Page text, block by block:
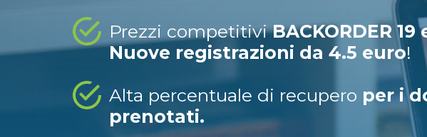
Prezzi competitiviBACKORDER 19
Nuove registrazioni da 4.5 euro!
Alta percentuale di recupero per i
prenotati.